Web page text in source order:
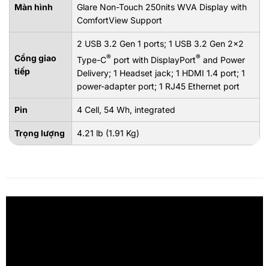
Màn hình
Glare Non-Touch 250nits WVA Display with
ComfortView Support
Cổng giao
tiếp
2 USB 3.2 Gen 1 ports; 1 USB 3.2 Gen 2x2
Type-C® port with DisplayPort® and Power
Delivery; 1 Headset jack; 1 HDMI 1.4 port; 1
power-adapter port; 1 RJ45 Ethernet port
Pin 4 Cell, 54 Wh, integrated
Trọng lượng 4.21 lb (1.91 Kg)